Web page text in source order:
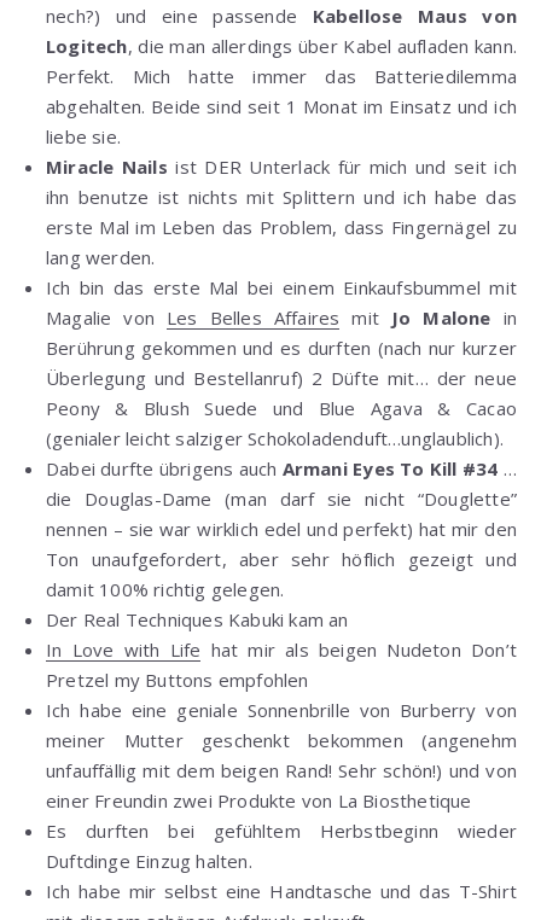
nech?) und eine passende Kabellose Maus von
Logitech, die man allerdings über Kabel aufladen kann.
Perfekt. Mich hatte immer das Batteriedilemma
abgehalten. Beide sind seit 1 Monat im Einsatz und ich
liebe sie.
Miracle Nails ist DER Unterlack für mich und seit ich
ihn benutze ist nichts mit Splittern und ich habe das
erste Mal im Leben das Problem, dass Fingernägel zu
lang werden.
Ich bin das erste Mal bei einem Einkaufsbummel mit
Magalie von Les Belles Affaires mit Jo Malone in
Berührung gekommen und es durften (nach nur kurzer
Überlegung und Bestellanruf) 2 Düfte mit… der neue
Peony & Blush Suede und Blue Agava & Cacao
(genialer leicht salziger Schokoladenduft…unglaublich).
Dabei durfte übrigens auch Armani Eyes To Kill #34 …
die Douglas-Dame (man darf sie nicht “Douglette”
nennen – sie war wirklich edel und perfekt) hat mir den
Ton unaufgefordert, aber sehr höflich gezeigt und
damit 100% richtig gelegen.
Der Real Techniques Kabuki kam an
In Love with Life hat mir als beigen Nudeton Don’t
Pretzel my Buttons empfohlen
Ich habe eine geniale Sonnenbrille von Burberry von
meiner Mutter geschenkt bekommen (angenehm
unfauffällig mit dem beigen Rand! Sehr schön!) und von
einer Freundin zwei Produkte von La Biosthetique
Es durften bei gefühltem Herbstbeginn wieder
Duftdinge Einzug halten.
Ich habe mir selbst eine Handtasche und das T-Shirt